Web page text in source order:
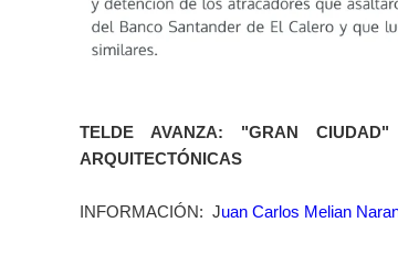
TELDE AVANZA: "GRAN
ARQUITECTÓNICAS
INFORMACIÓN: Juan Carlos Melian